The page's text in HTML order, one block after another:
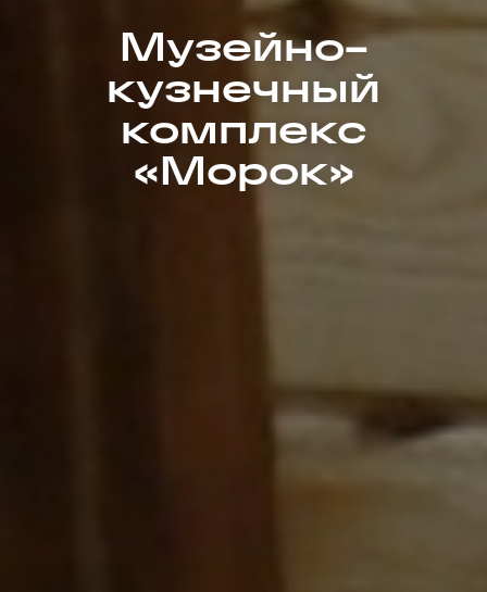
Музейно-
кузнечный
комплекс
«Морок»